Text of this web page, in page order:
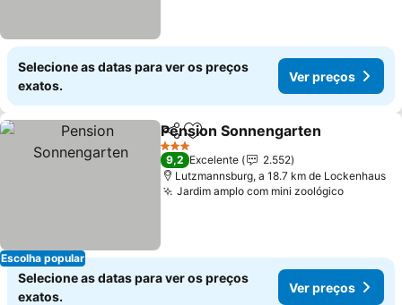
Selecione as datas para ver os preços
exatos.
Ver preços
Escolha popular
PartilharAdicionar aos favoritos
Pension Sonnengarten
3 Estrelas
9,2 Excelente
2.552
Lutzmannsburg, a 18.7 km de Lockenhaus
Jardim amplo com mini zoológicoVer
Selecione as datas para ver os preços
exatos.
Ver preços